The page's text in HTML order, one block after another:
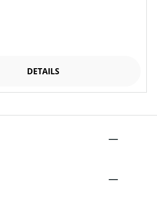
DETAILS